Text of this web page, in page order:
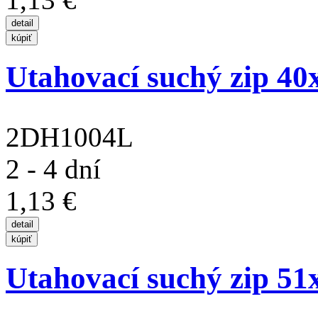
Utahovací suchý zip
2DH1004L
2 - 4 dní
1,13 €
Utahovací suchý zip